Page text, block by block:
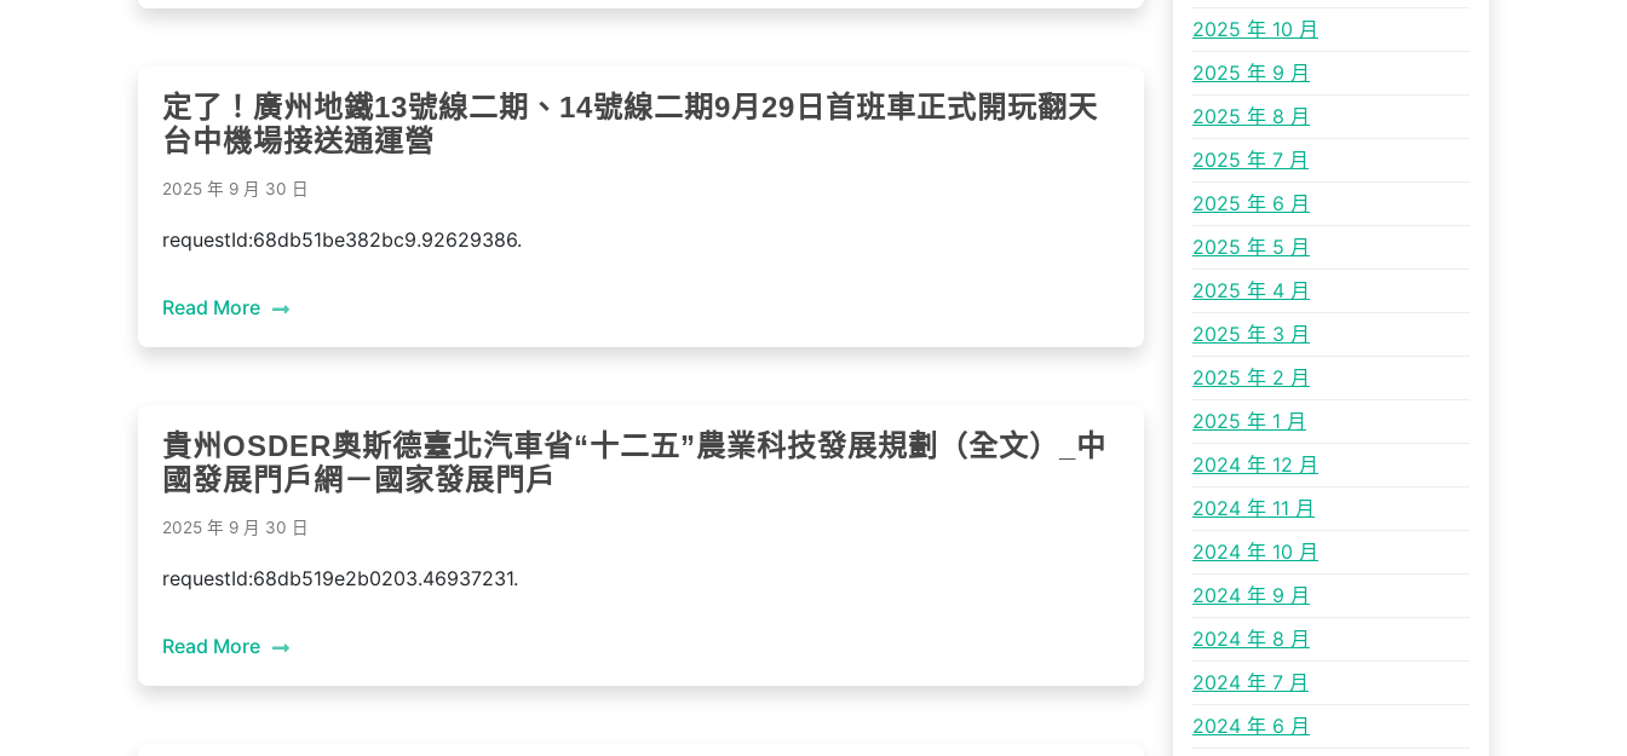
定了！廣州地鐵13號線二期、14號線二期9月29日首班車正式開玩翻天
台中機場接送通運營
2025 年 9 月 30 日
requestId:68db51be382bc9.92629386.
Read More
貴州OSDER奧斯德臺北汽車省“十二五”農業科技發展規劃（全文）_中
國發展門戶網－國家發展門戶
2025 年 9 月 30 日
requestId:68db519e2b0203.46937231.
Read More
2025 年 10 月
2025 年 9 月
2025 年 8 月
2025 年 7 月
2025 年 6 月
2025 年 5 月
2025 年 4 月
2025 年 3 月
2025 年 2 月
2025 年 1 月
2024 年 12 月
2024 年 11 月
2024 年 10 月
2024 年 9 月
2024 年 8 月
2024 年 7 月
2024 年 6 月